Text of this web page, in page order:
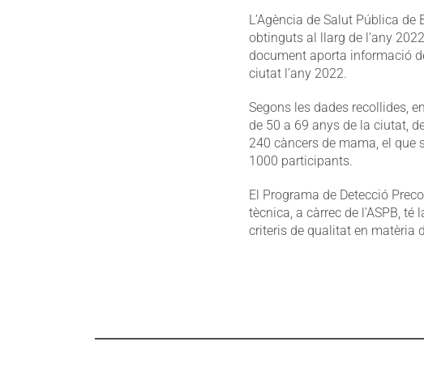
L’Agència de Salut Pública
obtinguts al llarg de l’any
document aporta informació
ciutat l’any 2022.
Segons les dades recollides,
de 50 a 69 anys de la ciutat,
240 càncers de mama, el que
1000 participants.
El Programa de Detecció
tècnica, a càrrec de l’ASPB,
criteris de qualitat en matèria